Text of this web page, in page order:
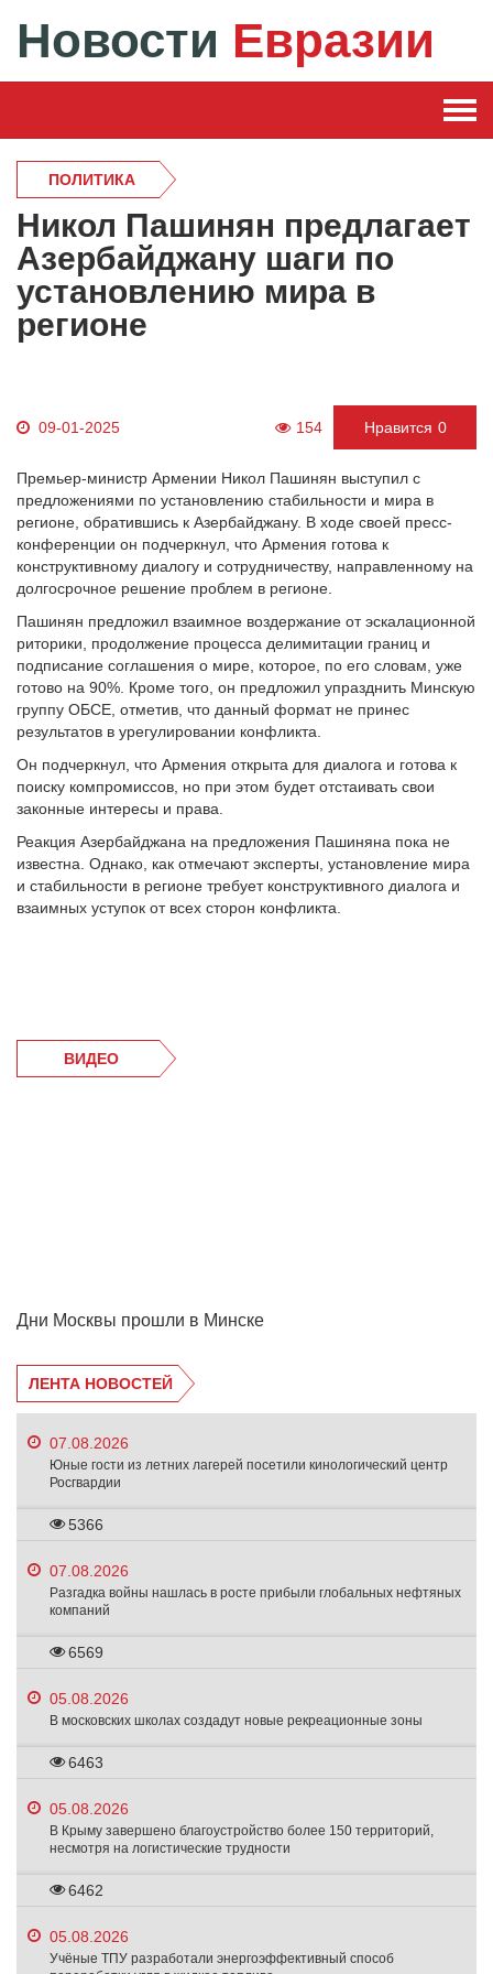
Новости Евразии
ПОЛИТИКА
Никол Пашинян предлагает
Азербайджану шаги по
установлению мира в
регионе
09-01-2025 154 Нравится 0
Премьер-министр Армении Никол Пашинян выступил с
предложениями по установлению стабильности и мира в
регионе, обратившись к Азербайджану. В ходе своей пресс-
конференции он подчеркнул, что Армения готова к
конструктивному диалогу и сотрудничеству, направленному на
долгосрочное решение проблем в регионе.
Пашинян предложил взаимное воздержание от эскалационной
риторики, продолжение процесса делимитации границ и
подписание соглашения о мире, которое, по его словам, уже
готово на 90%. Кроме того, он предложил упразднить Минскую
группу ОБСЕ, отметив, что данный формат не принес
результатов в урегулировании конфликта.
Он подчеркнул, что Армения открыта для диалога и готова к
поиску компромиссов, но при этом будет отстаивать свои
законные интересы и права.
Реакция Азербайджана на предложения Пашиняна пока не
известна. Однако, как отмечают эксперты, установление мира
и стабильности в регионе требует конструктивного диалога и
взаимных уступок от всех сторон конфликта.
ВИДЕО
Дни Москвы прошли в Минске
ЛЕНТА НОВОСТЕЙ
07.08.2026
Юные гости из летних лагерей посетили кинологический центр
Росгвардии
5366
07.08.2026
Разгадка войны нашлась в росте прибыли глобальных нефтяных
компаний
6569
05.08.2026
В московских школах создадут новые рекреационные зоны
6463
05.08.2026
В Крыму завершено благоустройство более 150 территорий,
несмотря на логистические трудности
6462
05.08.2026
Учёные ТПУ разработали энергоэффективный способ